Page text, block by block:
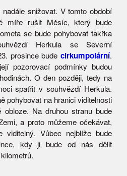
snižovat. V tomto období
míře rušit Měsíc, který bude
se bude pohybovat takřka
Herkula se Severní
prosince bude cirkumpolární.
pozorovací podmínky budou
O den později, tedy na
spatřit v souhvězdí Herkula.
pohybovat na hranici viditelnosti
Na druhou stranu bude
a proto můžeme očekávat,
viditelný. Vůbec nejblíže bude
kdy ji bude od nás dělit